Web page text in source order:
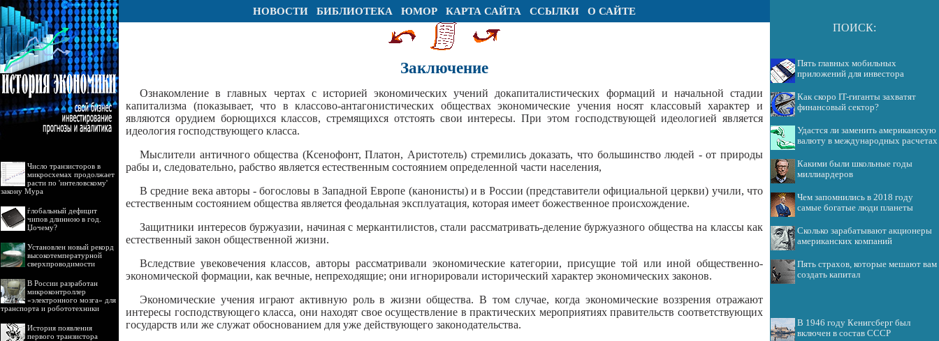
НОВОСТИ БИБЛИОТЕКА ЮМОР КАРТА САЙТА ССЫЛКИ О САЙТЕ
Число транзисторов в
микросхемах продолжает
расти по 'интеловскому'
закону Мура
ѓлобальный дефицит
чипов длинною в год.
Џочему?
Установлен новый рекорд
высокотемпературной
сверхпроводимости
В России разработан
микроконтроллер
«электронного мозга» для
транспорта и робототехники
История появления
первого транзистора
Заключение
Ознакомление в главных чертах с историей экономических учений докапиталистических формаций и начальной стадии
капитализма (показывает, что в классово-антагонистических обществах экономические учения носят классовый характер и
являются орудием борющихся классов, стремящихся отстоять свои интересы. При этом господствующей идеологией является
идеология господствующего класса.
Мыслители античного общества (Ксенофонт, Платон, Аристотель) стремились доказать, что большинство людей - от природы
рабы и, следовательно, рабство является естественным состоянием определенной части населения,
В средние века авторы - богословы в Западной Европе (канонисты) и в России (представители официальной церкви) учили, что
естественным состоянием общества является феодальная эксплуатация, которая имеет божественное происхождение.
Защитники интересов буржуазии, начиная с меркантилистов, стали рассматривать-деление буржуазного общества на классы как
естественный закон общественной жизни.
Вследствие увековечения классов, авторы рассматривали экономические категории, присущие той или иной общественно-
экономической формации, как вечные, непреходящие; они игнорировали исторический характер экономических законов.
Экономические учения играют активную роль в жизни общества. В том случае, когда экономические воззрения отражают
интересы господствующего класса, они находят свое осуществление в практических мероприятиях правительств соответствующих
государств или же служат обоснованием для уже действующего законодательства.
ПОИСК:
Пять главных мобильных
приложений для инвестора
Как скоро IT-гиганты захватят
финансовый сектор?
Удастся ли заменить американскую
валюту в международных расчетах
Какими были школьные годы
миллиардеров
Чем запомнились в 2018 году
самые богатые люди планеты
Сколько зарабатывают акционеры
американских компаний
Пять страхов, которые мешают вам
создать капитал
В 1946 году Кенигсберг был
включен в состав СССР